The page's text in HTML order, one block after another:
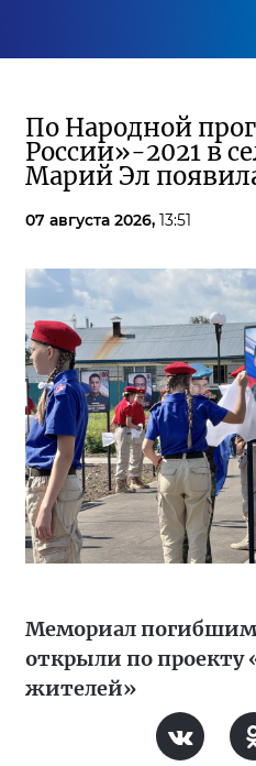
По Народной
России»-2021 в
Марий Эл
07 августа 2026, 13:51
Мемориал
открыли по
жителей»